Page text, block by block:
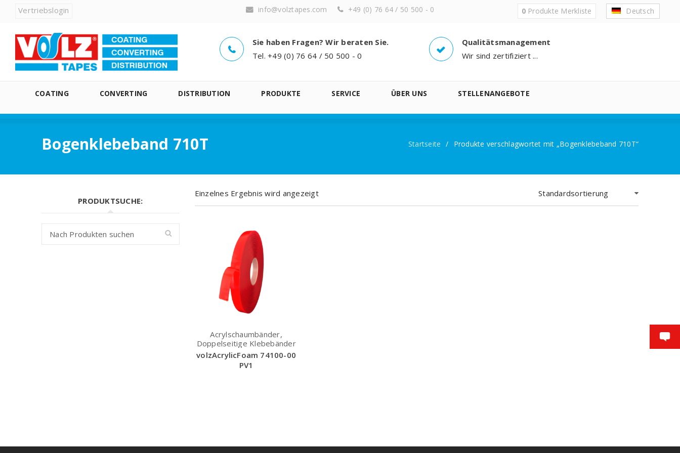
Vertriebslogin info@volztapes.com +49 (0) 76 64 / 50 500 - 0 0Produkte Merkliste Deutsch
Sie haben Fragen? Wir beraten Sie.
Tel. +49 (0) 76 64 / 50 500 - 0
Qualitätsmanagement
Wir sind zertifiziert ...
COATING CONVERTING DISTRIBUTION PRODUKTE SERVICE ÜBER UNS STELLENANGEBOTE
Bogenklebeband 710T Startseite / Produkte verschlagwortet mit „Bogenklebeband 710T“
PRODUKTSUCHE:
Einzelnes Ergebnis wird angezeigt Standardsortierung
Acrylschaumbänder,
Doppelseitige Klebebänder
volzAcrylicFoam 74100-00
PV1